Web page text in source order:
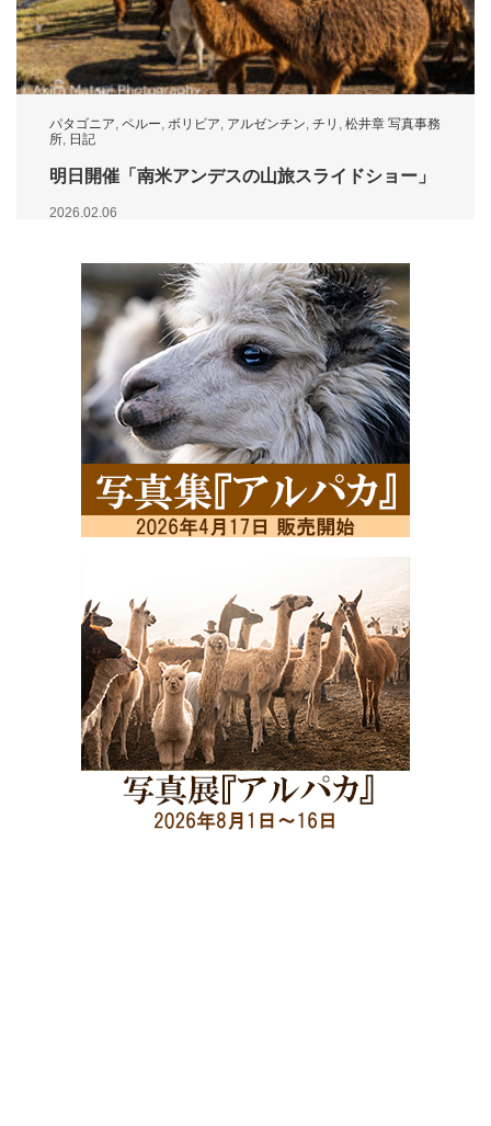
パタゴニア ペルー ボリビア アルゼンチン チリ
松井章 写真事務
所 日記
明日開催「南米アンデスの山旅スライドショー」
2026.02.06